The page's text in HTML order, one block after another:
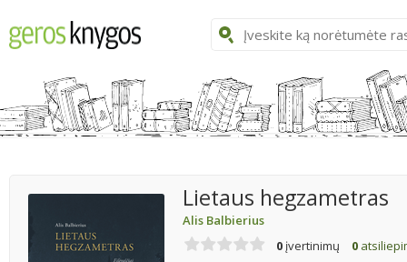
Lietaus hegzametras
Alis Balbierius
0 įvertinimų 0